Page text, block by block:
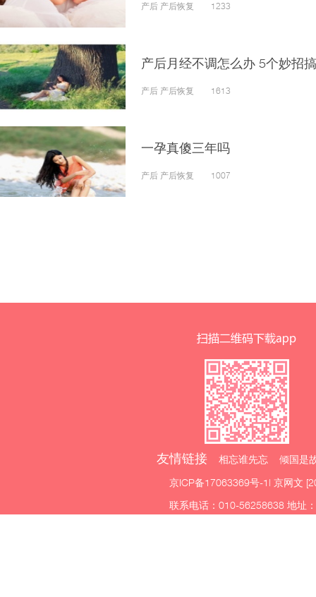
产后 产后恢复 1233
产后月经不调怎么办 5个妙招
产后 产后恢复 1613
一孕真傻三年吗
产后 产后恢复 1007
友情链接 相忘谁先忘 倾国是
京ICP备17063369号-1 | 京网文
联系电话：010-56258638 地址